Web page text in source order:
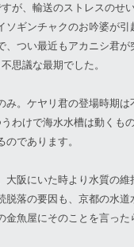
が、輸送のストレスのせ
ギンチャクのお吟婆が引
つい最近もアカニシ君が
思議な最期でした。
。ケヤリ君の登場時期は
わけで海水水槽は動くも
であります。
阪にいた時より水質の維
脱落の要因も、京都の水
金魚屋にそのことを言っ